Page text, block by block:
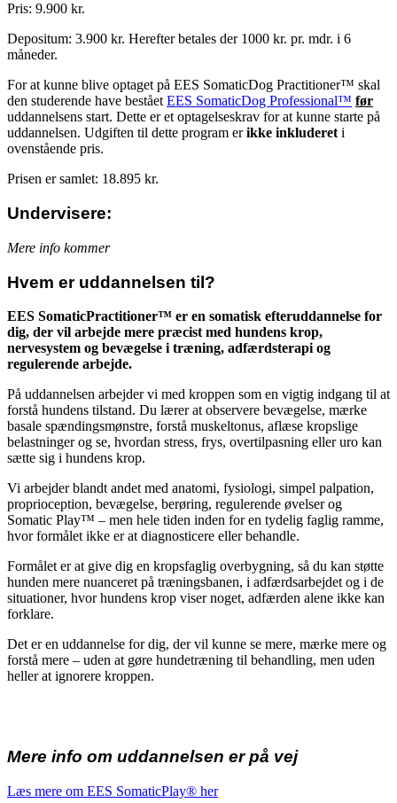
Pris: 9.900 kr.
Depositum: 3.900 kr. Herefter betales der 1000 kr. pr. mdr. i 6
måneder.
For at kunne blive optaget på EES SomaticDog Practitioner™ skal
den studerende have beståetEES SomaticDog Professional™ før
uddannelsens start. Dette er et optagelseskrav for at kunne starte på
uddannelsen. Udgiften til dette program erikke inkludereti
ovenstående pris.
Prisen er samlet: 18.895 kr.
Undervisere:
Mere info kommer
Hvem er uddannelsen til?
EES SomaticPractitioner™ er en somatisk efteruddannelse for
dig, der vil arbejde mere præcist med hundens krop,
nervesystem og bevægelse i træning, adfærdsterapi og
regulerende arbejde.
På uddannelsen arbejder vi med kroppen som en vigtig indgang til at
forstå hundens tilstand. Du lærer at observere bevægelse, mærke
basale spændingsmønstre, forstå muskeltonus, aflæse kropslige
belastninger og se, hvordan stress, frys, overtilpasning eller uro kan
sætte sig i hundens krop.
Vi arbejder blandt andet med anatomi, fysiologi, simpel palpation,
proprioception, bevægelse, berøring, regulerende øvelser og
Somatic Play™ – men hele tiden inden for en tydelig faglig ramme,
hvor formålet ikke er at diagnosticere eller behandle.
Formålet er at give dig en kropsfaglig overbygning, så du kan støtte
hunden mere nuanceret på træningsbanen, i adfærdsarbejdet og i de
situationer, hvor hundens krop viser noget, adfærden alene ikke kan
forklare.
Det er en uddannelse for dig, der vil kunne se mere, mærke mere og
forstå mere – uden at gøre hundetræning til behandling, men uden
heller at ignorere kroppen.
Mere info om uddannelsen er på vej
Læs mere om EES SomaticPlay® her